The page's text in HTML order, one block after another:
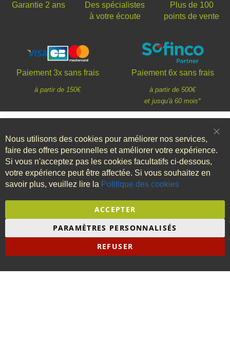
Garantie 2 ans
Des spécialistes
à votre écoute
Plus de 100
points de vente
Paiement 3x sans frais
à partir de 150€
Paiement 6x sans frais
à partir de 500€
et jusqu'à 60 mois*
remboursé. Vérifiez vos capacités de remboursement
avant de vous engager.
Nos engagements
Mon compte
Nous utilisons des cookies pour améliorer nos services,
faire des offres personnelles et améliorer votre expérience.
Si vous n'acceptez pas les cookies facultatifs ci-dessous,
votre expérience peut être affectée. Si vous souhaitez en
savoir plus, veuillez lire la Politique des cookies
ACCEPTER
PARAMÈTRES PERSONNALISÉS
REFUSER